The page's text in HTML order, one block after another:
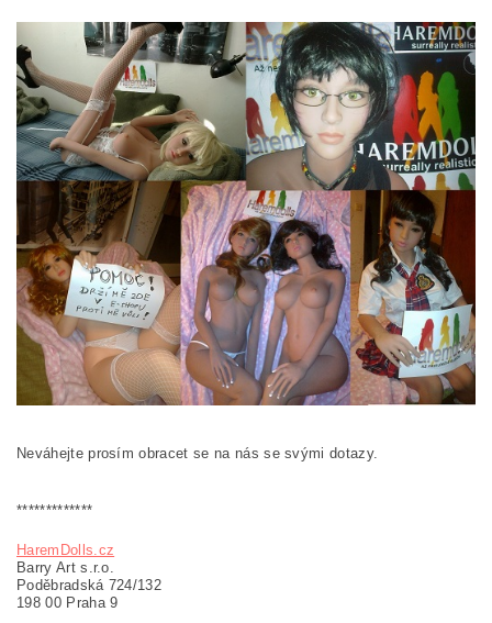
Neváhejte prosím obracet se na nás se svými dotazy.
*************
HaremDolls.cz
Barry Art s.r.o.
Poděbradská 724/132
198 00 Praha 9